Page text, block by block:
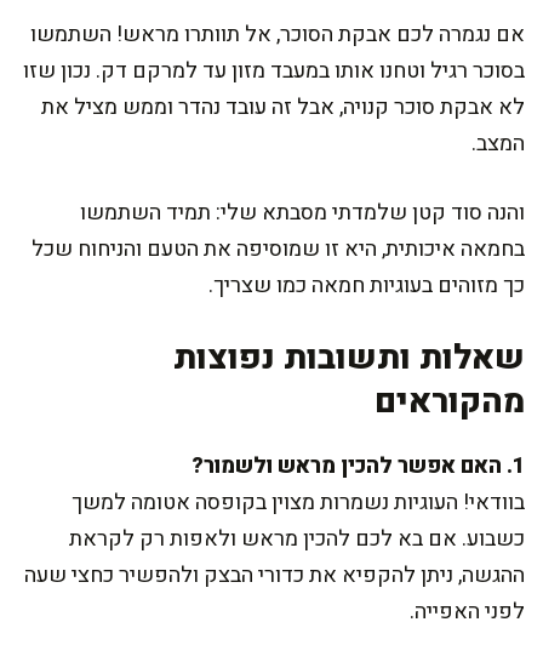
אם נגמרה לכם אבקת הסוכר, אל תוותרו מראש! השתמשו
בסוכר רגיל וטחנו אותו במעבד מזון עד למרקם דק. נכון שזו
לא אבקת סוכר קנויה, אבל זה עובד נהדר וממש מציל את
המצב.
והנה סוד קטן שלמדתי מסבתא שלי: תמיד השתמשו
בחמאה איכותית, היא זו שמוסיפה את הטעם והניחוח שכל
כך מזוהים בעוגיות חמאה כמו שצריך.
שאלות ותשובות נפוצות
מהקוראים
1. האם אפשר להכין מראש ולשמור?
בוודאי! העוגיות נשמרות מצוין בקופסה אטומה למשך
כשבוע. אם בא לכם להכין מראש ולאפות רק לקראת
ההגשה, ניתן להקפיא את כדורי הבצק ולהפשיר כחצי שעה
לפני האפייה.